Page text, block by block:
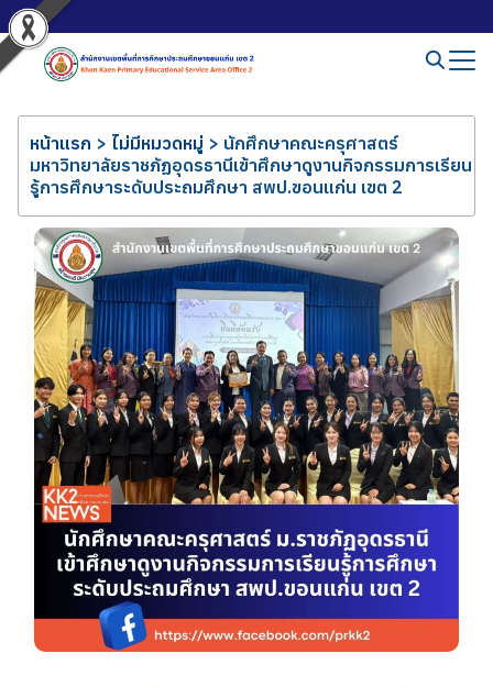
หน้าแรก > ไม่มีหมวดหมู่ > นักศึกษาคณะครุศาสตร์
มหาวิทยาลัยราชภัฏอุดรธานีเข้าศึกษาดูงานกิจกรรมการเรียน
รู้การศึกษาระดับประถมศึกษา สพป.ขอนแก่น เขต 2